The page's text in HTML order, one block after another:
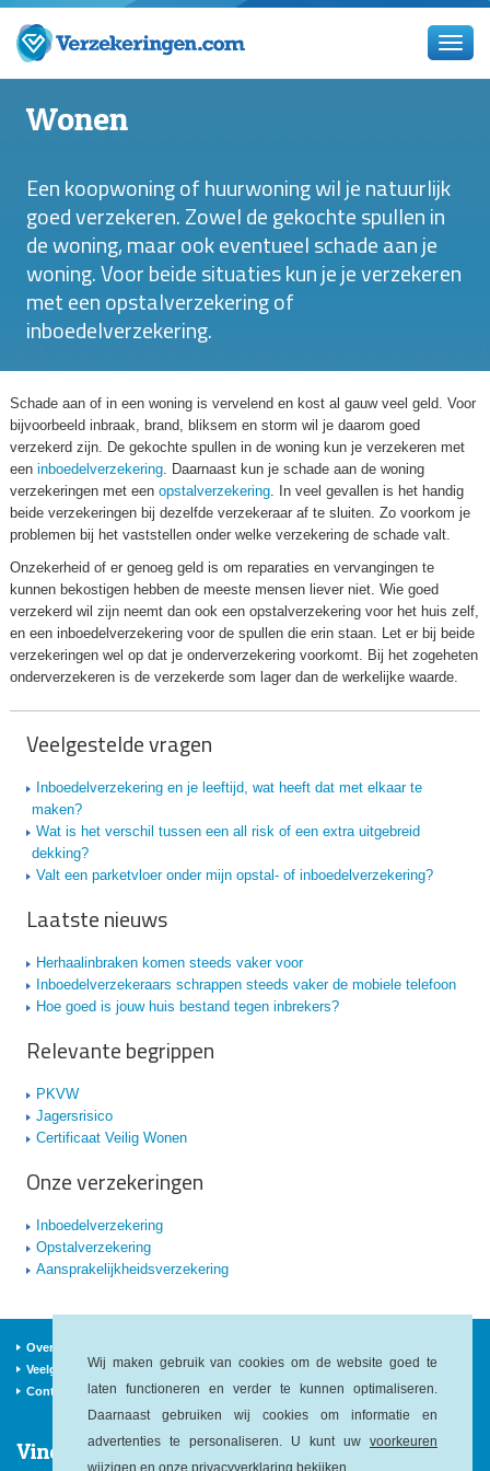
Wij maken gebruik van cookies om de website goed te
laten functioneren en verder te kunnen optimaliseren.
Daarnaast gebruiken wij cookies om informatie en
advertenties te personaliseren. U kunt uw voorkeuren
wijzigen en onze privacyverklaring bekijken.
Wonen
Een koopwoning of huurwoning wil je natuurlijk
goed verzekeren. Zowel de gekochte spullen in
de woning, maar ook eventueel schade aan je
woning. Voor beide situaties kun je je verzekeren
met een opstalverzekering of
inboedelverzekering.
Schade aan of in een woning is vervelend en kost al gauw veel geld. Voor
bijvoorbeeld inbraak, brand, bliksem en storm wil je daarom goed
verzekerd zijn. De gekochte spullen in de woning kun je verzekeren met
een inboedelverzekering. Daarnaast kun je schade aan de woning
verzekeringen met een opstalverzekering. In veel gevallen is het handig
beide verzekeringen bij dezelfde verzekeraar af te sluiten. Zo voorkom je
problemen bij het vaststellen onder welke verzekering de schade valt.
Onzekerheid of er genoeg geld is om reparaties en vervangingen te
kunnen bekostigen hebben de meeste mensen liever niet. Wie goed
verzekerd wil zijn neemt dan ook een opstalverzekering voor het huis zelf,
en een inboedelverzekering voor de spullen die erin staan. Let er bij beide
verzekeringen wel op dat je onderverzekering voorkomt. Bij het zogeheten
onderverzekeren is de verzekerde som lager dan de werkelijke waarde.
Veelgestelde vragen
Inboedelverzekering en je leeftijd, wat heeft dat met elkaar te
maken?
Wat is het verschil tussen een all risk of een extra uitgebreid
dekking?
Valt een parketvloer onder mijn opstal- of inboedelverzekering?
Laatste nieuws
Herhaalinbraken komen steeds vaker voor
Inboedelverzekeraars schrappen steeds vaker de mobiele telefoon
Hoe goed is jouw huis bestand tegen inbrekers?
Relevante begrippen
PKVW
Jagersrisico
Certificaat Veilig Wonen
Onze verzekeringen
Inboedelverzekering
Opstalverzekering
Aansprakelijkheidsverzekering
Over ons
Veelgestelde vragen
Begrippen
Sitemap
Contact
Vind ons op: